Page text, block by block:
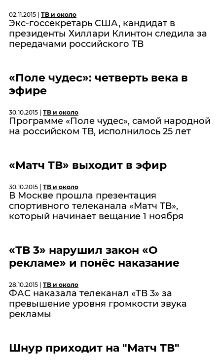
02.11.2015 | ТВ и около
Экс-госсекретарь США, кандидат в
президенты Хиллари Клинтон следила за
передачами российского ТВ
«Поле чудес»: четверть века в
эфире
30.10.2015 | ТВ и около
Программе «Поле чудес», самой народной
на российском ТВ, исполнилось 25 лет
«Матч ТВ» выходит в эфир
30.10.2015 | ТВ и около
В Москве прошла презентация
спортивного телеканала «Матч ТВ»,
который начинает вещание 1 ноября
«ТВ 3» нарушил закон «О
рекламе» и понёс наказание
28.10.2015 | ТВ и около
ФАС наказала телеканал «ТВ 3» за
превышение уровня громкости звука
рекламы
Шнур приходит на "Матч ТВ"